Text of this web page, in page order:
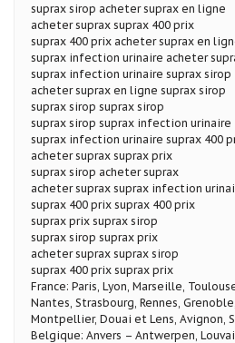
suprax sirop acheter suprax en ligne
acheter suprax suprax 400 prix
suprax 400 prix acheter suprax en
suprax infection urinaire acheter
suprax infection urinaire suprax sirop
acheter suprax en ligne suprax sirop
suprax sirop suprax sirop
suprax sirop suprax infection urinaire
suprax infection urinaire suprax 400
acheter suprax suprax prix
suprax sirop acheter suprax
acheter suprax suprax infection
suprax 400 prix suprax 400 prix
suprax prix suprax sirop
suprax sirop suprax prix
acheter suprax suprax sirop
suprax 400 prix suprax prix
France: Paris, Lyon, Marseille,
Nantes, Strasbourg, Rennes,
Montpellier, Douai et Lens, Avignon,
Belgique: Anvers – Antwerpen,